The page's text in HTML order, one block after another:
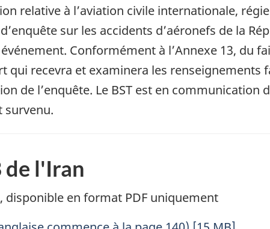
relative à l’aviation civile internationale,
sur les accidents d’aéronefs de la
Conformément à l’Annexe 13, du
qui recevra et examinera les renseignements
de l’enquête. Le BST est en communication
survenu.
de l'Iran
disponible en format PDF uniquement